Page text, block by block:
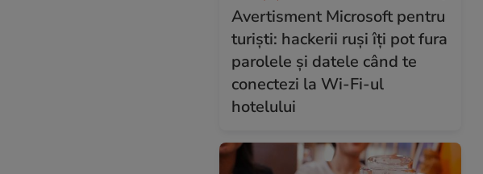
Avertisment Microsoft pentru
turiști: hackerii ruși îți pot fura
parolele și datele când te
conectezi la Wi-Fi-ul
hotelului